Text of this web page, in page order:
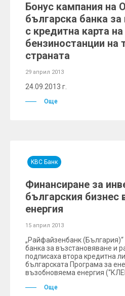
Бонус кампания на
българска банка за
с кредитна карта на
бензиностанции на
страната
29 април 2013
24.09.2013 г.
Още
KBC Банк
Финансиране за
българския бизнес
енергия
15 април 2013
„Райфайзенбанк
банка за възстановяване и
подписаха втора кредитна
българската Програма за
възобновяема енергия
Още